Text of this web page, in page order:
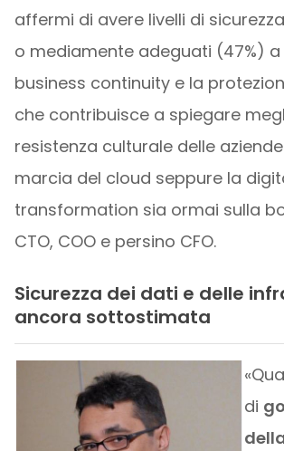
affermi di avere livelli di
o mediamente adeguati (47%)
business continuity e la
che contribuisce a spiegare
resistenza culturale delle
marcia del cloud seppure la
transformation sia ormai sulla
CTO, COO e persino CFO.
Sicurezza dei dati e delle
ancora sottostimata
di